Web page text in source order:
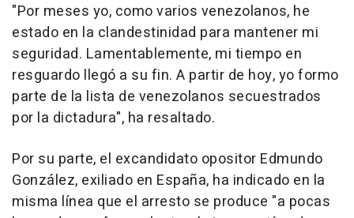
"Por meses yo, como varios venezolanos, he
estado en la clandestinidad para mantener mi
seguridad. Lamentablemente, mi tiempo en
resguardo llegó a su fin. A partir de hoy, yo formo
parte de la lista de venezolanos secuestrados
por la dictadura", ha resaltado.
Por su parte, el excandidato opositor Edmundo
González, exiliado en España, ha indicado en la
misma línea que el arresto se produce "a pocas